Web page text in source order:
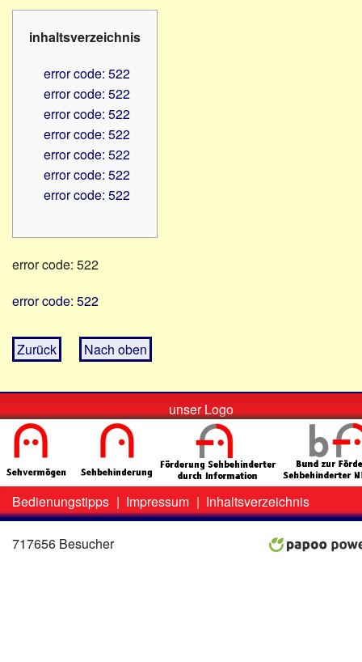
PC
Lehrer
Schulen
inhaltsverzeichnis
error code: 522
error code: 522
error code: 522
error code: 522
error code: 522
error code: 522
error code: 522
error code: 522
error code: 522
Zurück Nach oben
unser Logo
Zweit-
Menü
Bedienungstipps | Impressum | Inhaltsverzeichnis
717656 Besucher